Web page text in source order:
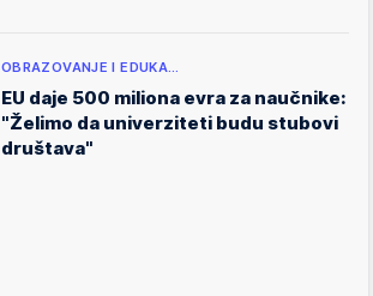
OBRAZOVANJE I EDUKA…
EU daje 500 miliona evra za naučnike:
"Želimo da univerziteti budu stubovi
društava"